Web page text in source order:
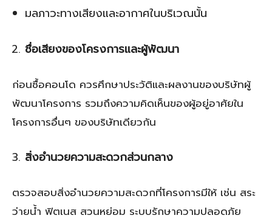
มลภาวะทางเสียงและอากาศในบริเวณนั้น
ชื่อเสียงของโครงการและผู้พัฒนา
ก่อนซื้อคอนโด ควรศึกษาประวัติและผลงานของบริษัทผู้
พัฒนาโครงการ รวมถึงความคิดเห็นของผู้อยู่อาศัยใน
โครงการอื่นๆ ของบริษัทเดียวกัน
สิ่งอำนวยความสะดวกส่วนกลาง
ตรวจสอบสิ่งอำนวยความสะดวกที่โครงการมีให้ เช่น สระ
ว่ายน้ำ ฟิตเนส สวนหย่อม ระบบรักษาความปลอดภัย